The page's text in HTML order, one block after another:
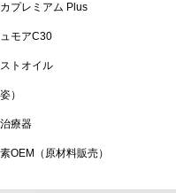
プレミアム Plus
モアC30
トオイル
）
療器
OEM（原材料販売）